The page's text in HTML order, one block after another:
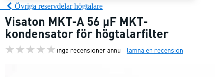
Övriga reservdelar högtalare
Visaton MKT-A 56 µF MKT-
kondensator för högtalarfilter
inga recensioner ännu lämna en recension